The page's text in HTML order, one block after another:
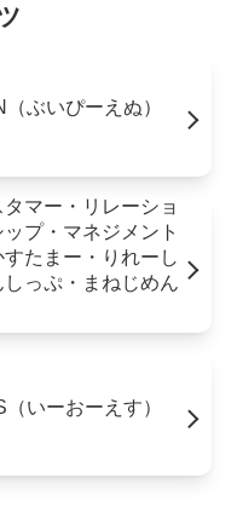
（ぶいぴーえぬ）
タマー・リレーショ
ップ・マネジメント
すたまー・りれーし
しっぷ・まねじめん
（いーおーえす）